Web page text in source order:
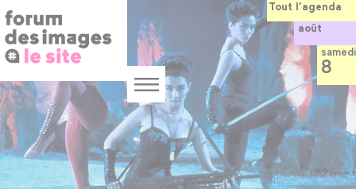
au
contenu
principal
Menu
Tout l’agenda
août
samedi
8